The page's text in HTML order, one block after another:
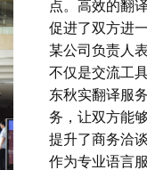
点。高效的翻
促进了双方进
某公司负责人
不仅是交流工
东秋实翻译服
务，让双方能
提升了商务洽谈
作为专业语言